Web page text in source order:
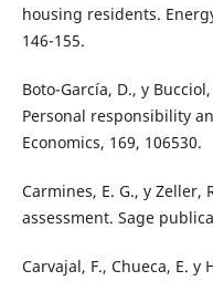
housing residents.
146-155.
Boto-García, D., y
Personal responsibility
Economics, 169, 106530.
Carmines, E. G., y Zeller,
assessment. Sage
Carvajal, F., Chueca, E. y